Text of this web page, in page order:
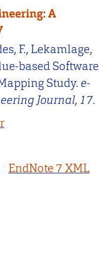
A
F., Lekamlage,
based Software
Study.e-
Journal, 17.
EndNote 7 XML